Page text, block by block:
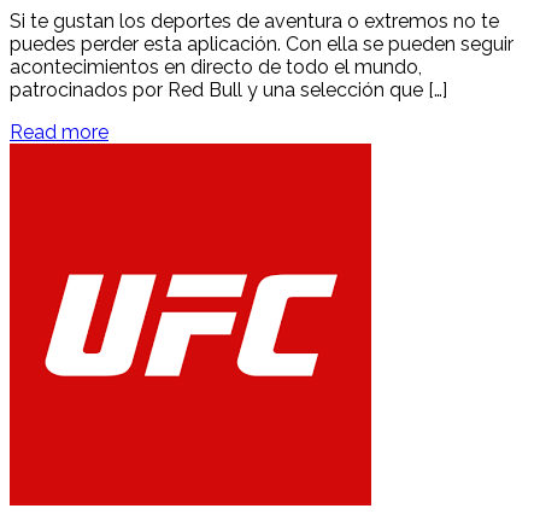
Si te gustan los deportes de aventura o extremos no te
puedes perder esta aplicación. Con ella se pueden seguir
acontecimientos en directo de todo el mundo,
patrocinados por Red Bull y una selección que […]
Read more